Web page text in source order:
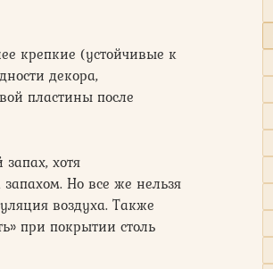
крепкие (устойчивые к
декора,
пластины после
хотя
Но все же нельзя
воздуха. Также
при покрытии столь